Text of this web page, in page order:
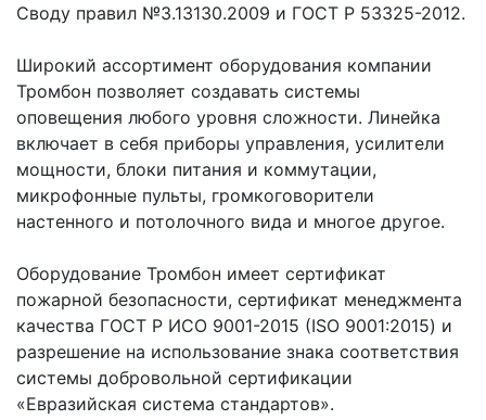
Своду правил №3.13130.2009 и ГОСТ Р 53325-2012.
Широкий ассортимент оборудования компании
Тромбон позволяет создавать системы
оповещения любого уровня сложности. Линейка
включает в себя приборы управления, усилители
мощности, блоки питания и коммутации,
микрофонные пульты, громкоговорители
настенного и потолочного вида и многое другое.
Оборудование Тромбон имеет сертификат
пожарной безопасности, сертификат менеджмента
качества ГОСТ Р ИСО 9001-2015 (ISO 9001:2015) и
разрешение на использование знака соответствия
системы добровольной сертификации
«Евразийская система стандартов».